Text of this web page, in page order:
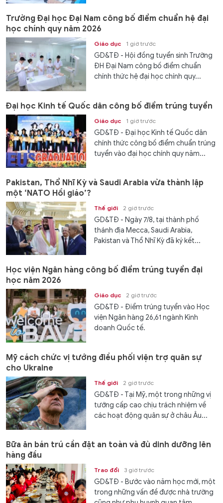
Trường Đại học Đại Nam công bố điểm chuẩn hệ đại
học chính quy năm 2026
Giáo dục 1 giờ trước
GD&TĐ - Hội đồng tuyển sinh Trường
ĐH Đại Nam công bố điểm chuẩn
chính thức hệ đại học chính quy...
Đại học Kinh tế Quốc dân công bố điểm trúng tuyển
Giáo dục 1 giờ trước
GD&TĐ - Đại học Kinh tế Quốc dân
chính thức công bố điểm chuẩn trúng
tuyển vào đại học chính quy năm...
Pakistan, Thổ Nhĩ Kỳ và Saudi Arabia vừa thành lập
một ‘NATO Hồi giáo’?
Thế giới 2 giờ trước
GD&TĐ - Ngày 7/8, tại thành phố
thánh địa Mecca, Saudi Arabia,
Pakistan và Thổ Nhĩ Kỳ đã ký kết...
Học viện Ngân hàng công bố điểm trúng tuyển đại
học năm 2026
Giáo dục 2 giờ trước
GD&TĐ - Điểm trúng tuyển vào Học
viện Ngân hàng 26,61 ngành Kinh
doanh Quốc tế.
Mỹ cách chức vị tướng điều phối viện trợ quân sự
cho Ukraine
Thế giới 2 giờ trước
GD&TĐ - Tại Mỹ, một trong những vị
tướng cấp cao chịu trách nhiệm về
các hoạt động quân sự ở châu Âu...
Bữa ăn bán trú cần đặt an toàn và đủ dinh dưỡng lên
hàng đầu
Trao đổi 3 giờ trước
GD&TĐ - Bước vào năm học mới, một
trong những vấn đề được nhà trường